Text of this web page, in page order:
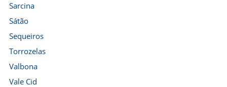
Sarcina
Sátão
Sequeiros
Torrozelas
Valbona
Vale Cid